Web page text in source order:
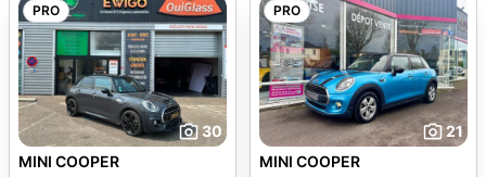
PRO
30
MINI COOPER
PRO
21
MINI COOPER